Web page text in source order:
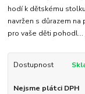
hodí k dětskému
navržen s důrazem
pro vaše děti pohodl...
Dostupnost
Nejsme plátci DPH